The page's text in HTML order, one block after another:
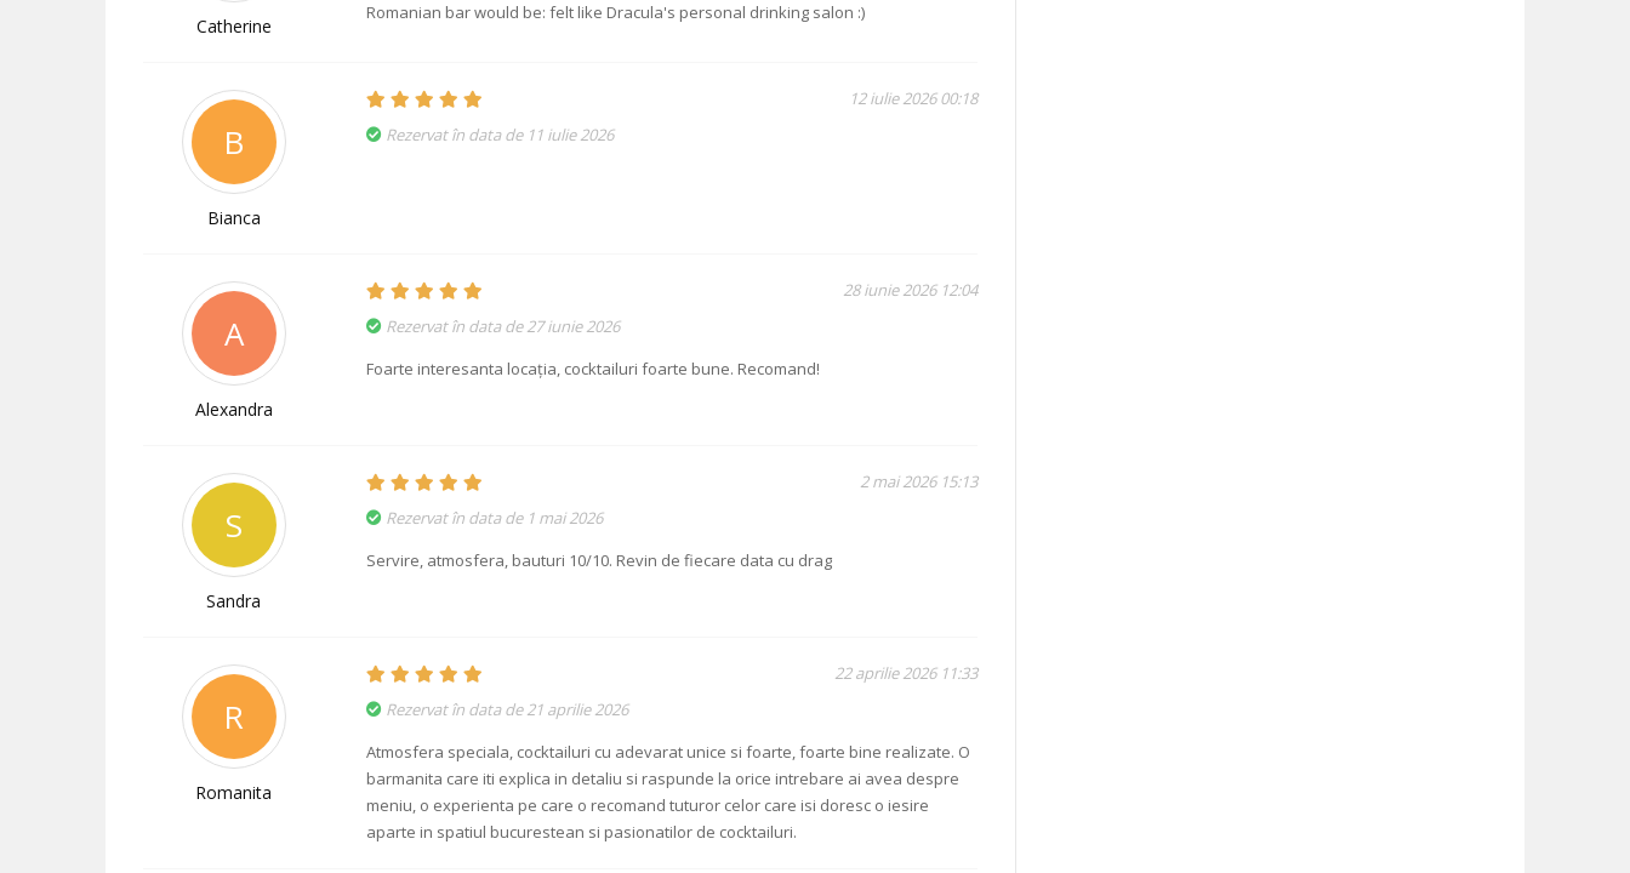
Catherine
Romanian bar would be: felt like Dracula's personal drinking salon :)
B
Bianca
12 iulie 2026 00:18
Rezervat în data de 11 iulie 2026
A
Alexandra
28 iunie 2026 12:04
Rezervat în data de 27 iunie 2026
Foarte interesanta locația, cocktailuri foarte bune. Recomand!
S
Sandra
2 mai 2026 15:13
Rezervat în data de 1 mai 2026
Servire, atmosfera, bauturi 10/10. Revin de fiecare data cu drag
R
Romanita
22 aprilie 2026 11:33
Rezervat în data de 21 aprilie 2026
Atmosfera speciala, cocktailuri cu adevarat unice si foarte, foarte bine realizate. O
barmanita care iti explica in detaliu si raspunde la orice intrebare ai avea despre
meniu, o experienta pe care o recomand tuturor celor care isi doresc o iesire
aparte in spatiul bucurestean si pasionatilor de cocktailuri.